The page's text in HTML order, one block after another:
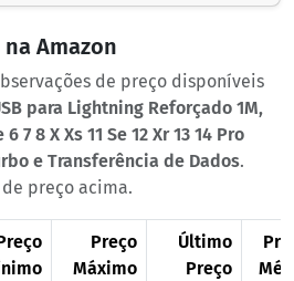
Amazon
de preço disponíveis
para Lightning Reforçado 1M,
7 8 X Xs 11 Se 12 Xr 13 14 Pro
e Transferência de Dados.
preço acima.
Preço
Máximo
Último
Preço